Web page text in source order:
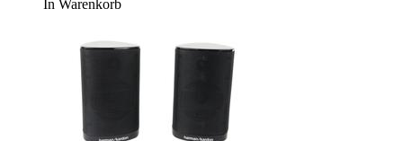
In Warenkorb